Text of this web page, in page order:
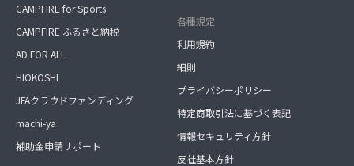
CAMPFIRE for Sports
CAMPFIRE ふるさと納税
AD FOR ALL
HIOKOSHI
JFAクラウドファンディング
machi-ya
補助金申請サポート
各種規定
利用規約
細則
プライバシーポリシー
特定商取引法に基づく表記
情報セキュリティ方針
反社基本方針